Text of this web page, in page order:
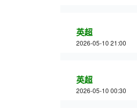
英超
2026-05-10 21:00
英超
2026-05-10 00:30